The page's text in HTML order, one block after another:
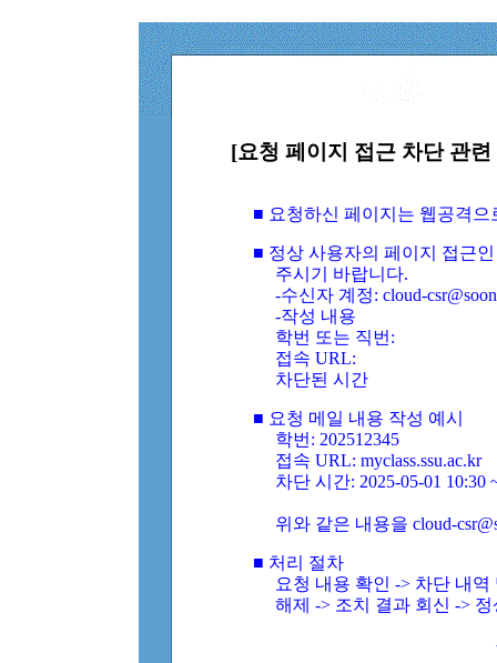
[요청 페이지 접근 차단 관
■ 요청하신 페이지는 웹공격
■ 정상 사용자의 페이지 접근
주시기 바랍니다.
-수신자 계정: cloud-
-작성 내용
학번 또는 직번:
접속 URL:
차단된 시간
■ 요청 메일 내용 작성 예시
학번: 202512345
접속 URL: myclass.ssu.ac.kr
차단 시간: 2025-05-01 10:30
위와 같은 내용을 cloud-
■ 처리 절차
요청 내용 확인 -> 차단 내
해제 -> 조치 결과 회신 ->